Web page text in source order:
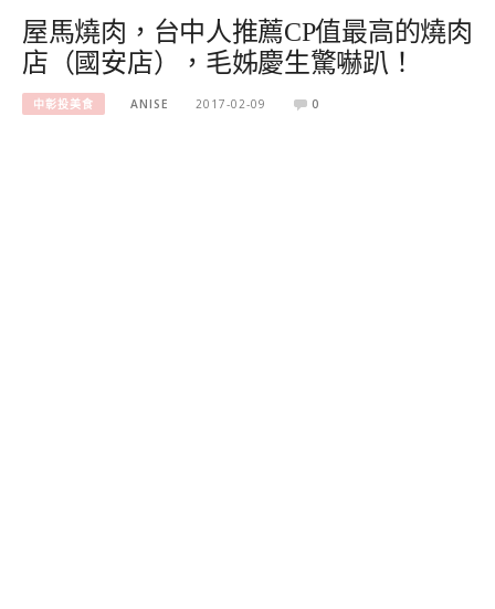
屋馬燒肉，台中人推薦CP值最高的燒肉
店（國安店），毛姊慶生驚嚇趴！
中彰投美食 ANISE 2017-02-09 0